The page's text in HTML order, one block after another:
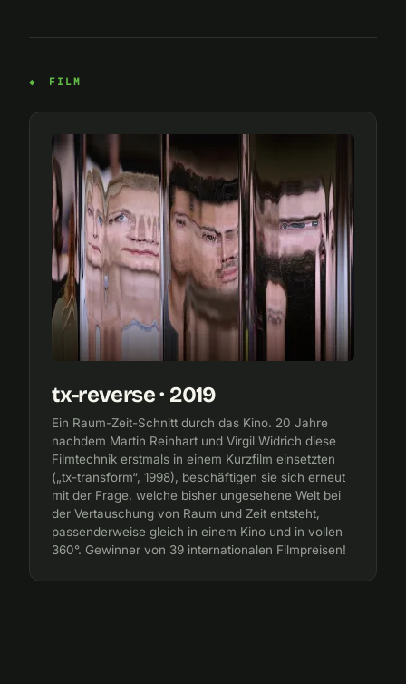
FILM
tx-reverse · 2019
Ein Raum-Zeit-Schnitt durch das Kino. 20 Jahre
nachdem Martin Reinhart und Virgil Widrich diese
Filmtechnik erstmals in einem Kurzfilm einsetzten
(„tx-transform“, 1998), beschäftigen sie sich erneut
mit der Frage, welche bisher ungesehene Welt bei
der Vertauschung von Raum und Zeit entsteht,
passenderweise gleich in einem Kino und in vollen
360°. Gewinner von 39 internationalen Filmpreisen!